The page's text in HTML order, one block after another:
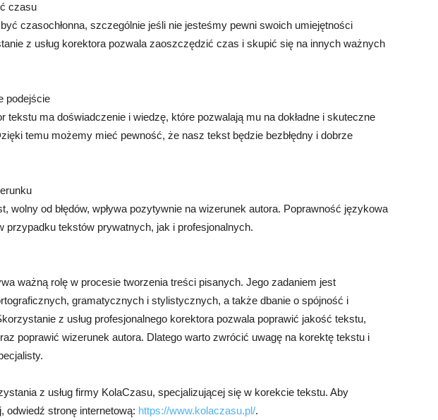
czasu
czasochłonna, szczególnie jeśli nie jesteśmy pewni swoich umiejętności
z usług korektora pozwala zaoszczędzić czas i skupić się na innych ważnych
podejście
tekstu ma doświadczenie i wiedzę, które pozwalają mu na dokładne i skuteczne
temu możemy mieć pewność, że nasz tekst będzie bezbłędny i dobrze
wolny od błędów, wpływa pozytywnie na wizerunek autora. Poprawność językowa
przypadku tekstów prywatnych, jak i profesjonalnych.
ważną rolę w procesie tworzenia treści pisanych. Jego zadaniem jest
gramatycznych i stylistycznych, a także dbanie o spójność i
z usług profesjonalnego korektora pozwala poprawić jakość tekstu,
poprawić wizerunek autora. Dlatego warto zwrócić uwagę na korektę tekstu i
z usług firmy KolaCzasu, specjalizującej się w korekcie tekstu. Aby
odwiedź stronę internetową: https://www.kolaczasu.pl/.